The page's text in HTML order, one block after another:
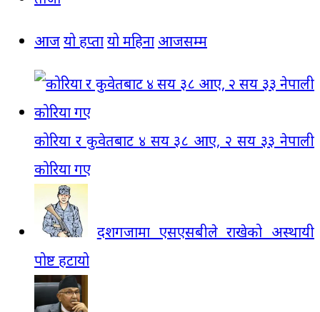
आजयो हप्तायो महिना आजसम्म
कोरिया र कुवेतबाट ४ सय ३८ आए, २ सय ३३ नेपाली
कोरिया गए
दशगजामा एसएसबीले राखेको अस्थायी
पोष्ट हटायो